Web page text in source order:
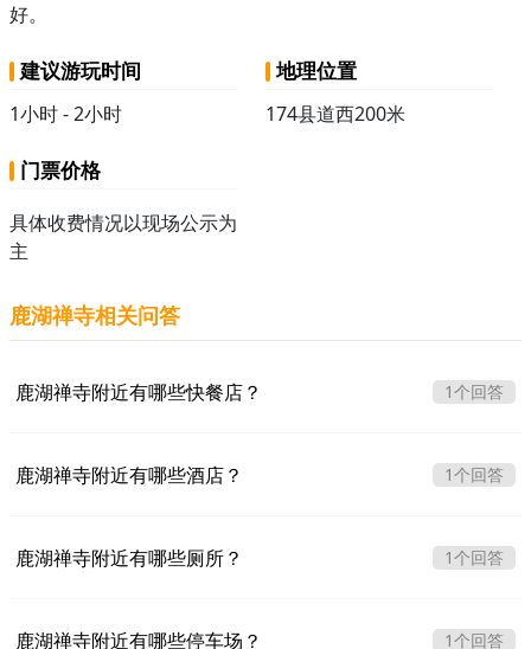
好。
建议游玩时间
1小时 - 2小时
地理位置
174县道西200米
门票价格
具体收费情况以现场公示为
主
鹿湖禅寺相关问答
鹿湖禅寺附近有哪些快餐店？ 1个回答
鹿湖禅寺附近有哪些酒店？ 1个回答
鹿湖禅寺附近有哪些厕所？ 1个回答
鹿湖禅寺附近有哪些停车场？ 1个回答